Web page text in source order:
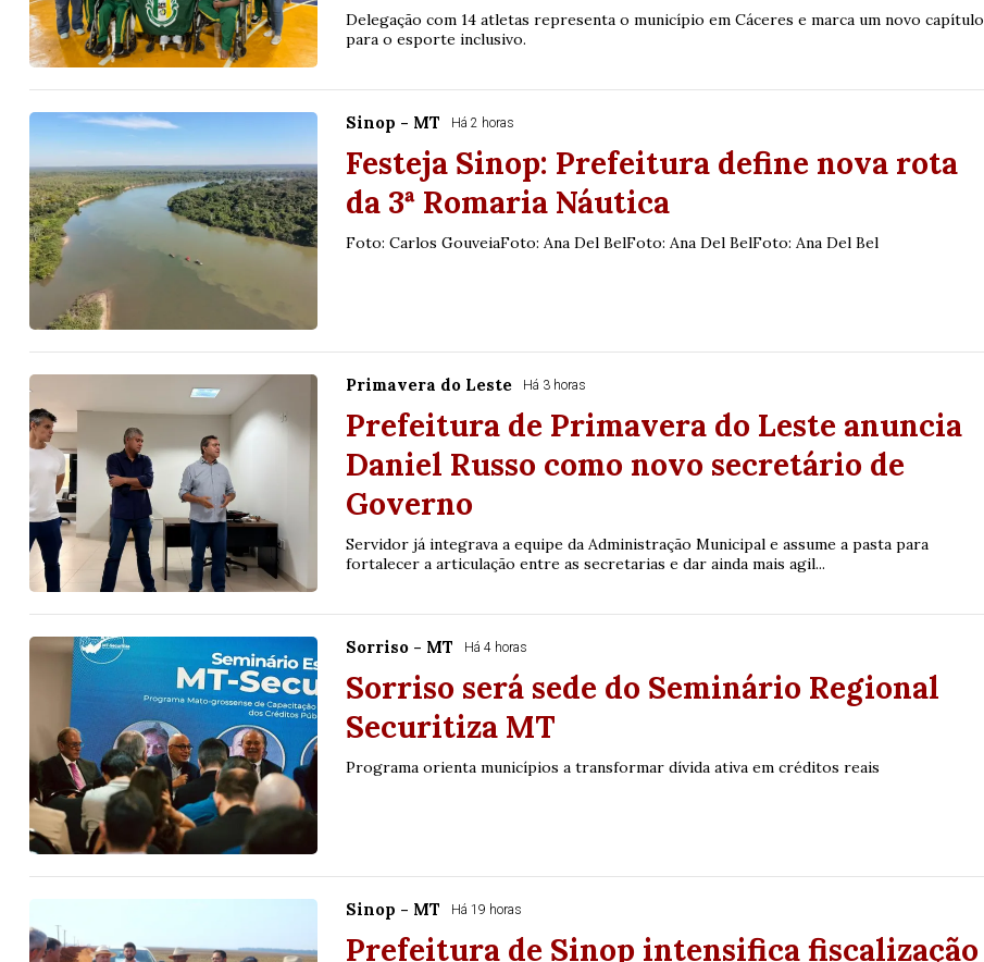
Delegação com 14 atletas representa o município em Cáceres e marca um novo capítulo
para o esporte inclusivo.
Sinop - MT Há 2 horas
Festeja Sinop: Prefeitura define nova rota
da 3ª Romaria Náutica
Foto: Carlos GouveiaFoto: Ana Del BelFoto: Ana Del BelFoto: Ana Del Bel
Primavera do Leste Há 3 horas
Prefeitura de Primavera do Leste anuncia
Daniel Russo como novo secretário de
Governo
Servidor já integrava a equipe da Administração Municipal e assume a pasta para
fortalecer a articulação entre as secretarias e dar ainda mais agil...
Sorriso - MT Há 4 horas
Sorriso será sede do Seminário Regional
Securitiza MT
Programa orienta municípios a transformar dívida ativa em créditos reais
Sinop - MT Há 19 horas
Prefeitura de Sinop intensifica fiscalização